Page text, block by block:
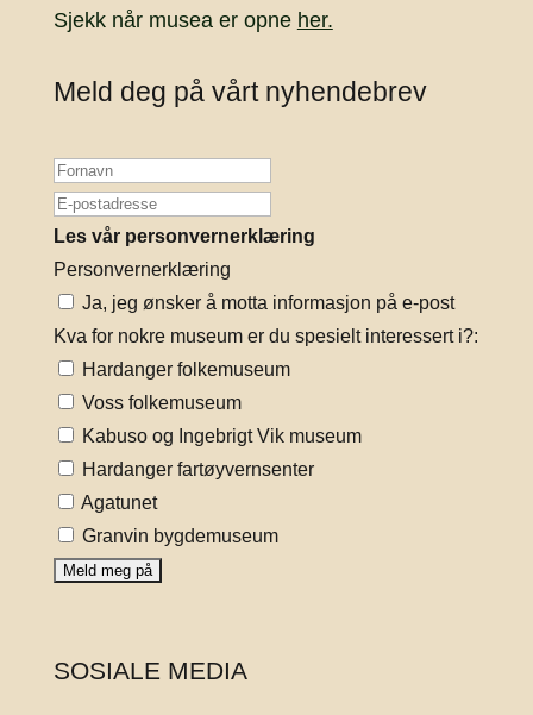
Sjekk når musea er opne her.
Meld deg på vårt nyhendebrev
Les vår personvernerklæring
Personvernerklæring
Ja, jeg ønsker å motta informasjon på e-post
Kva for nokre museum er du spesielt interessert i?:
Hardanger folkemuseum
Voss folkemuseum
Kabuso og Ingebrigt Vik museum
Hardanger fartøyvernsenter
Agatunet
Granvin bygdemuseum
SOSIALE MEDIA